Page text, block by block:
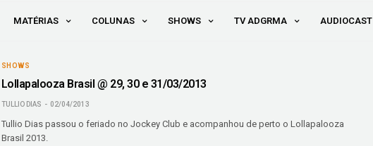
MATÉRIAS COLUNAS SHOWS TV ADGRMA AUDIOCAST
SHOWS
Lollapalooza Brasil @ 29, 30 e 31/03/2013
TULLIO DIAS 02/04/2013
Tullio Dias passou o feriado no Jockey Club e acompanhou de perto o Lollapalooza
Brasil 2013.